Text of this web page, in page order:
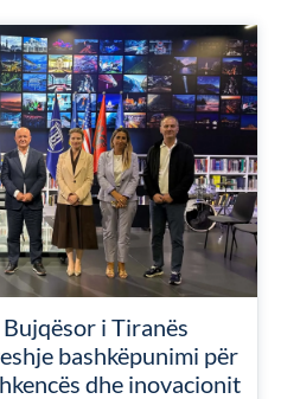
i Tiranës
bashkëpunimi për
dhe inovacionit